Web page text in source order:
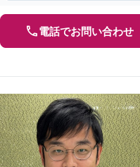
電話でお問い合わせ